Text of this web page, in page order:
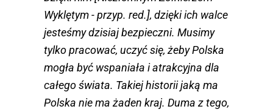
Wyklętym - przyp. red.], dzięki ich walce
jesteśmy dzisiaj bezpieczni. Musimy
tylko pracować, uczyć się, żeby Polska
mogła być wspaniała i atrakcyjna dla
całego świata. Takiej historii jaką ma
Polska nie ma żaden kraj. Duma z tego,